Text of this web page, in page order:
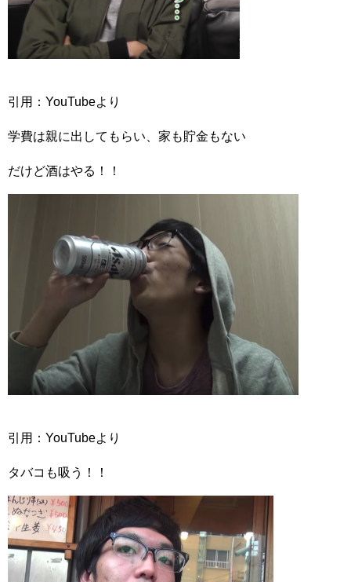
引用：YouTubeより
学費は親に出してもらい、家も貯金もない
だけど酒はやる！！
引用：YouTubeより
タバコも吸う！！